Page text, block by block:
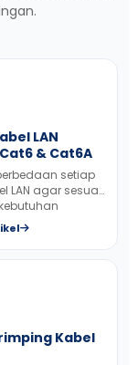
LAN
& Cat6A
setiap
LAN agar sesuai
Anda.
Kabel